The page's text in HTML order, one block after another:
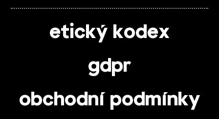
etický kodex
gdpr
obchodní podmínky